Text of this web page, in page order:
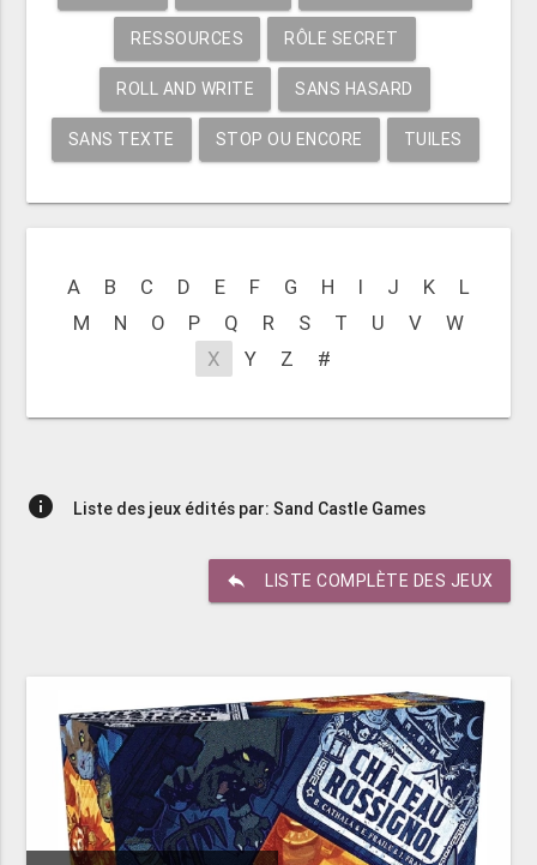
RESSOURCES RÔLE SECRET
ROLL AND WRITE SANS HASARD
SANS TEXTE STOP OU ENCORE TUILES
A B C D E F G H I J K
L
M
N O P Q R S T U V
W
X
Y Z #
info Liste des jeux édités par: Sand Castle Games
reply LISTE COMPLÈTE DES JEUX